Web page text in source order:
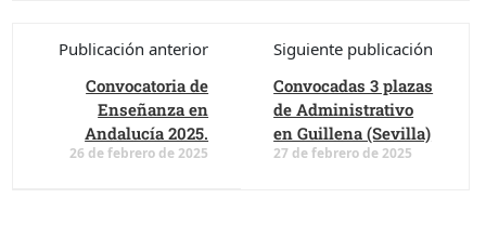
Publicación anterior
Convocatoria de
Enseñanza en
Andalucía 2025.
26 de febrero de 2025
Siguiente publicación
Convocadas 3 plazas
de Administrativo
en Guillena (Sevilla)
27 de febrero de 2025